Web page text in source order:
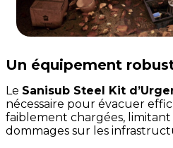
Un équipement
Le Sanisub Steel Kit
nécessaire pour évacuer
faiblement chargées, limitant
dommages sur les